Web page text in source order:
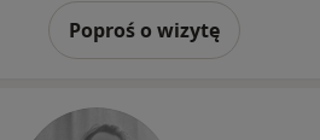
Poproś o wizytę